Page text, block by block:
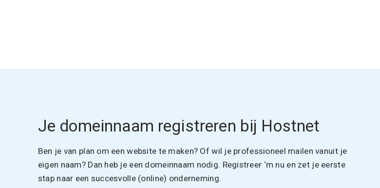
Je domeinnaam registreren bij Hostnet
Ben je van plan om een website te maken? Of wil je professioneel mailen vanuit je
eigen naam? Dan heb je een domeinnaam nodig. Registreer ‘m nu en zet je eerste
stap naar een succesvolle (online) onderneming.